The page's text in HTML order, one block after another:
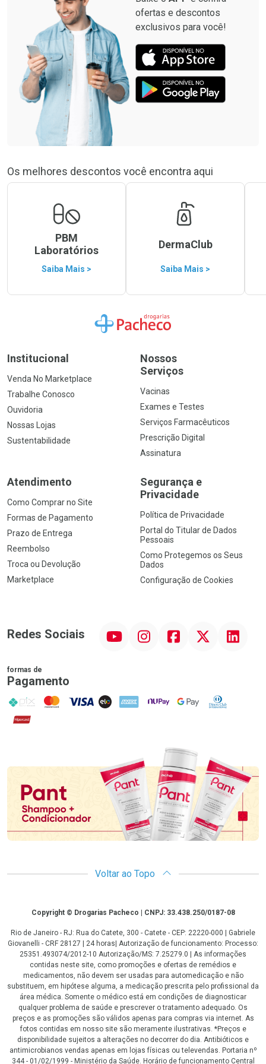
ofertas e descontos
exclusivos para você!
Os melhores descontos você encontra aqui
PBM
Laboratórios
Saiba Mais >
DermaClub
Saiba Mais >
Ir para a Home
Institucional
Venda No Marketplace
Trabalhe Conosco
Ouvidoria
Nossas Lojas
Sustentabilidade
Nossos
Serviços
Vacinas
Exames e Testes
Serviços Farmacêuticos
Prescrição Digital
Assinatura
Atendimento
Como Comprar no Site
Formas de Pagamento
Prazo de Entrega
Reembolso
Troca ou Devolução
Marketplace
Segurança e
Privacidade
Política de Privacidade
Portal do Titular de Dados
Pessoais
Como Protegemos os Seus
Dados
Configuração de Cookies
Redes Sociais InstagramFacebook Linkedin
formas de
Pagamento
PIX MasterCard
VISA ELO AMEX NuPay Google PayDiners Club
Hipercard
Promoção em Destaque
Voltar ao Topo
CopyrightCopyright © Drogarias Pacheco | CNPJ: 33.438.250/0187-08
Rio de Janeiro - RJ: Rua do Catete, 300 - Catete - CEP: 22220-000 | Gabriele
Giovanelli - CRF 28127 | 24 horas| Autorização de funcionamento: Processo:
25351.493074/2012-10 Autorização/MS: 7.25279.0 | As informações
contidas neste site, como promoções e ofertas de remédios e
medicamentos, não devem ser usadas para automedicação e não
substituem, em hipótese alguma, a medicação prescrita pelo profissional da
área médica. Somente o médico está em condições de diagnosticar
qualquer problema de saúde e prescrever o tratamento adequado. Os
preços e as promoções são válidos apenas para compras via internet. As
fotos contidas em nosso site são meramente ilustrativas. *Preços e
disponibilidade sujeitos a alterações no decorrer do dia. Antibióticos e
antimicrobianos vendas apenas em lojas físicas ou televendas. Portaria nº
344 - 01/02/1999 - Ministério da Saúde. Horário de funcionamento Central